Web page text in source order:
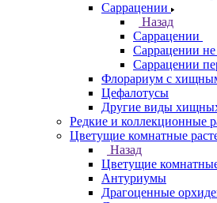
Саррацении
Назад
Саррацении
Саррацении
Саррацении
Флорариум с
Цефалотусы
Другие виды
Редкие и коллекционные
Цветущие комнатные
Назад
Цветущие
Антуриумы
Драгоценные